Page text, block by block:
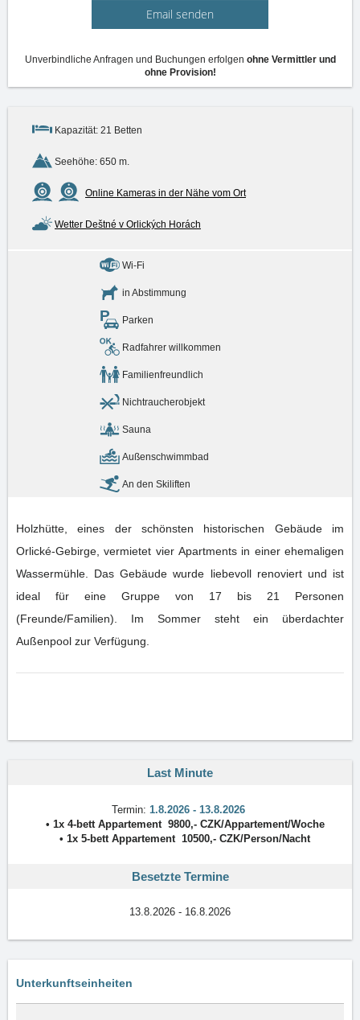
Email senden
Unverbindliche Anfragen und Buchungen erfolgen ohne Vermittler und
ohne Provision!
Kapazität: 21 Betten
Seehöhe: 650 m.
Online Kameras in der Nähe vom Ort
Wetter Deštné v Orlických Horách
Wi-Fi
in Abstimmung
Parken
Radfahrer willkommen
Familienfreundlich
Nichtraucherobjekt
Sauna
Außenschwimmbad
An den Skiliften
Holzhütte, eines der schönsten historischen Gebäude im
Orlické-Gebirge, vermietet vier Apartments in einer ehemaligen
Wassermühle. Das Gebäude wurde liebevoll renoviert und ist
ideal für eine Gruppe von 17 bis 21 Personen
(Freunde/Familien). Im Sommer steht ein überdachter
Außenpool zur Verfügung.
Last Minute
Termin: 1.8.2026 - 13.8.2026
• 1x 4-bett Appartement 9800,- CZK/Appartement/Woche
• 1x 5-bett Appartement 10500,- CZK/Person/Nacht
Besetzte Termine
13.8.2026 - 16.8.2026
Unterkunftseinheiten